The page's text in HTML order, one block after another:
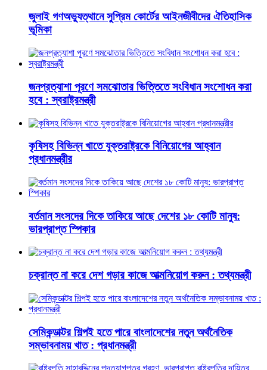
জুলাই গণঅভ্যুত্থানে সুপ্রিম কোর্টের আইনজীবীদের ঐতিহাসিক
ভূমিকা
জনপ্রত্যাশা পূরণে সমঝোতার ভিত্তিতে সংবিধান সংশোধন করা
হবে : স্বরাষ্ট্রমন্ত্রী
কৃষিসহ বিভিন্ন খাতে যুক্তরাষ্ট্রকে বিনিয়োগের আহ্বান
প্রধানমন্ত্রীর
বর্তমান সংসদের দিকে তাকিয়ে আছে দেশের ১৮ কোটি মানুষ:
ভারপ্রাপ্ত স্পিকার
চক্রান্ত না করে দেশ গড়ার কাজে আত্মনিয়োগ করুন : তথ্যমন্ত্রী
সেমিকন্ডাক্টর শিল্পই হতে পারে বাংলাদেশের নতুন অর্থনৈতিক
সম্ভাবনাময় খাত : প্রধানমন্ত্রী